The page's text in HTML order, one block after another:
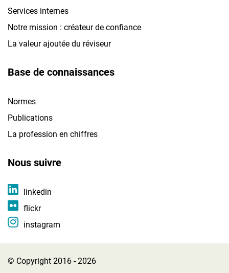
Services internes
Notre mission : créateur de confiance
La valeur ajoutée du réviseur
Base de connaissances
Normes
Publications
La profession en chiffres
Nous suivre
linkedin
flickr
instagram
© Copyright 2016 - 2026